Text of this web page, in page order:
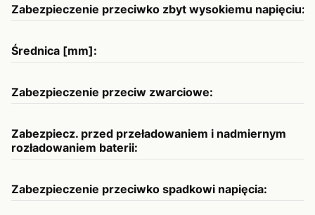
Zabezpieczenie przeciwko zbyt wysokiemu napięciu:
Średnica [mm]:
Zabezpieczenie przeciw zwarciowe:
Zabezpiecz. przed przeładowaniem i nadmiernym
rozładowaniem baterii:
Zabezpieczenie przeciwko spadkowi napięcia: